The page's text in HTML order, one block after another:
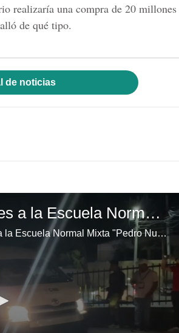
realizaría una compra de 20 millones
de qué tipo.
de noticias
Llegan las maletas electorales a la Escuela Normal Mixta "Pedro Nufio"
Finalmente, las maletas electorales llegaron a la Escuela Normal Mixta "Pedro Nufio", permitiendo que el proceso electoral comience con normalidad después de varias horas de retraso.